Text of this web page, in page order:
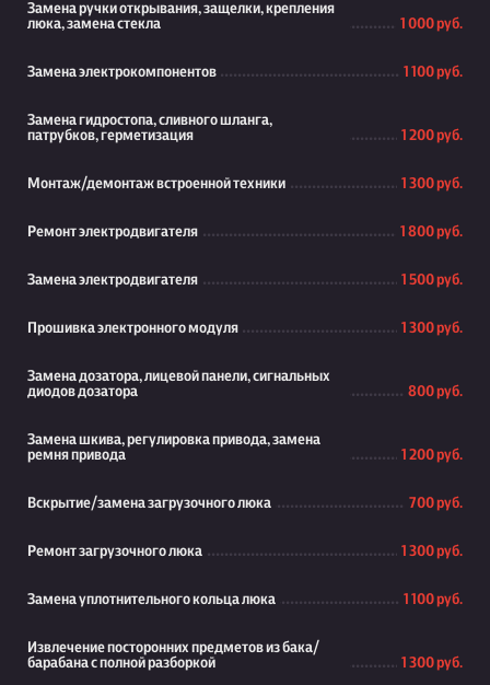
Замена ручки открывания, защелки, крепления
люка, замена стекла
1 000 руб.
Замена электрокомпонентов 1 100 руб.
Замена гидростопа, сливного шланга,
патрубков, герметизация
1 200 руб.
Монтаж/демонтаж встроенной техники 1 300 руб.
Ремонт электродвигателя 1 800 руб.
Замена электродвигателя 1 500 руб.
Прошивка электронного модуля 1 300 руб.
Замена дозатора, лицевой панели, сигнальных
диодов дозатора
800 руб.
Замена шкива, регулировка привода, замена
ремня привода
1 200 руб.
Вскрытие/замена загрузочного люка 700 руб.
Ремонт загрузочного люка 1 300 руб.
Замена уплотнительного кольца люка 1 100 руб.
Извлечение посторонних предметов из бака/
барабана с полной разборкой
1 300 руб.